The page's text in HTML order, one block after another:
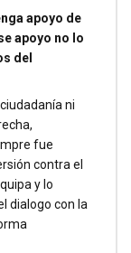
apoyo de
apoyo no lo
del
ni
fue
contra el
y lo
dialogo con la